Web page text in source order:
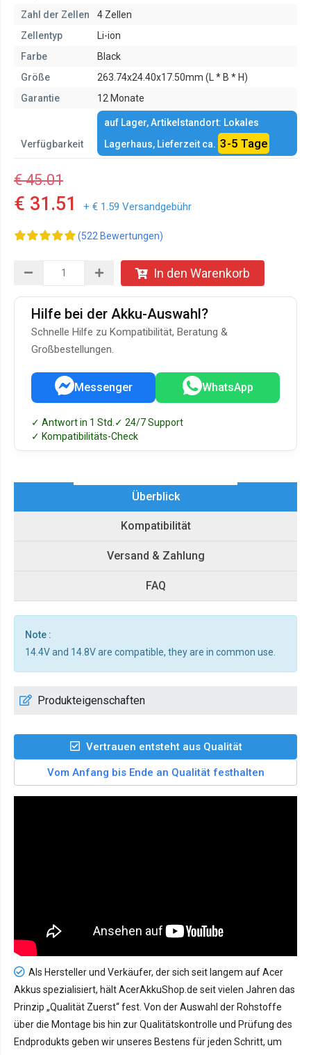
Zahl der Zellen
4 Zellen
Zellentyp
Li-ion
Farbe
Black
Größe
263.74x24.40x17.50mm (L * B * H)
Garantie
12 Monate
Verfügbarkeit
auf Lager, Artikelstandort: Lokales
Lagerhaus, Lieferzeit ca. 3-5 Tage
€ 45.01
€ 31.51 + € 1.59 Versandgebühr
(522 Bewertungen)
In den Warenkorb
Hilfe bei der Akku-Auswahl?
Schnelle Hilfe zu Kompatibilität, Beratung &
Großbestellungen.
Messenger WhatsApp
✓ Antwort in 1 Std. ✓ 24/7 Support
✓ Kompatibilitäts-Check
Überblick
Kompatibilität
Versand & Zahlung
FAQ
Note :
14.4V and 14.8V are compatible, they are in common use.
Produkteigenschaften
Vertrauen entsteht aus Qualität
Vom Anfang bis Ende an Qualität festhalten
Als Hersteller und Verkäufer, der sich seit langem auf Acer
Akkus spezialisiert, hält AcerAkkuShop.de seit vielen Jahren das
Prinzip „Qualität Zuerst“ fest. Von der Auswahl der Rohstoffe
über die Montage bis hin zur Qualitätskontrolle und Prüfung des
Endprodukts geben wir unseres Bestens für jeden Schritt, um